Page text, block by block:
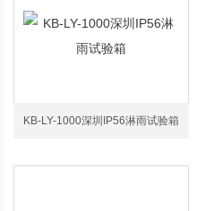
KB-LY-1000深圳IP56淋雨试验箱